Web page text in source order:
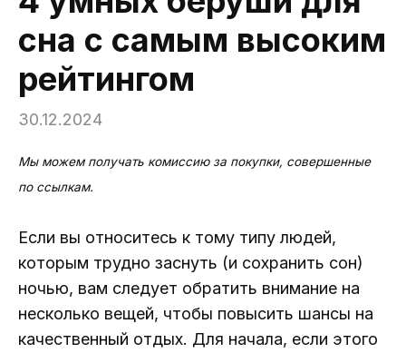
сна с самым высоким
рейтингом
30.12.2024
Мы можем получать комиссию за покупки, совершенные
по ссылкам.
Если вы относитесь к тому типу людей,
которым трудно заснуть (и сохранить сон)
ночью, вам следует обратить внимание на
несколько вещей, чтобы повысить шансы на
качественный отдых. Для начала, если этого